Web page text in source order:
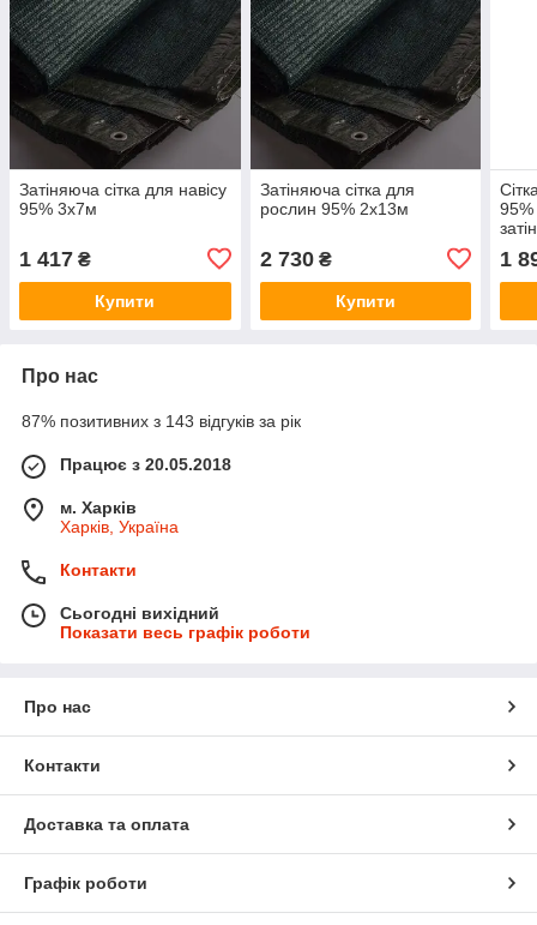
Затіняюча сітка для навісу
95% 3х7м
1 417 ₴
Купити
Затіняюча сітка для
рослин 95% 2х13м
2 730₴
Купити
95%
1
Про нас
87% позитивних з 143 відгуків за рік
Працює з 20.05.2018
м. Харків
Харків, Україна
Контакти
Сьогодні вихідний
Показати весь графік роботи
Про нас
Контакти
Доставка та оплата
Графік роботи